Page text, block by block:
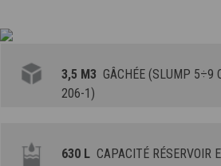
3,5 M3 GÂCHÉE (SLUMP 5÷9
206-1)
630 L CAPACITÉ RÉSERVOIR